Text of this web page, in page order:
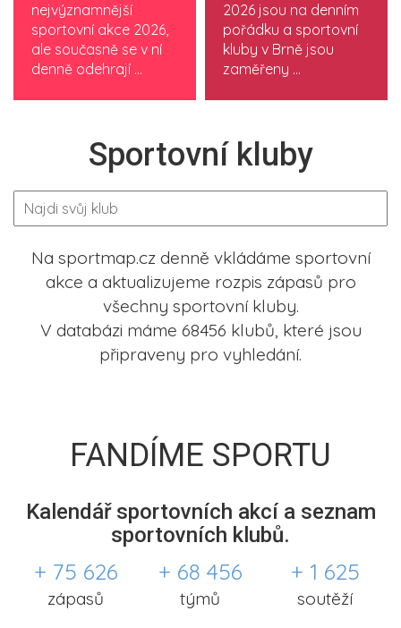
nejvýznamnější
sportovní akce 2026,
ale současně se v ní
denně odehrají ...
2026 jsou na denním
pořádku a sportovní
kluby v Brně jsou
zaměřeny ...
Sportovní kluby
Na sportmap.cz denně vkládáme sportovní
akce a aktualizujeme rozpis zápasů pro
všechny sportovní kluby.
V databázi máme 68456 klubů, které jsou
připraveny pro vyhledání.
FANDÍME SPORTU
Kalendář sportovních akcí a seznam
sportovních klubů.
+ 75 626
zápasů
+ 68 456
týmů
+ 1 625
soutěží